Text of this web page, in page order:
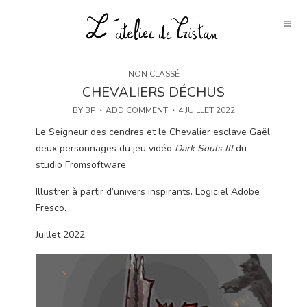
NON CLASSÉ
CHEVALIERS DÉCHUS
BY BP ADD COMMENT 4 JUILLET 2022
Le Seigneur des cendres et le Chevalier esclave Gaël,
deux personnages du jeu vidéo Dark Souls IIIdu
studio Fromsoftware.
Illustrer à partir d’univers inspirants. Logiciel Adobe
Fresco.
Juillet 2022.